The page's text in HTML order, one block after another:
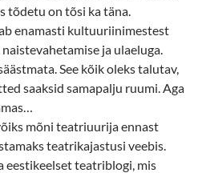
tõdetu on tõsi ka täna.
enamasti kultuuriinimestest
ja ulaeluga.
See kõik oleks talutav,
saaksid samapalju ruumi. Aga
mõni teatriuurija ennast
teatrikajastusi veebis.
eestikeelset teatriblogi, mis